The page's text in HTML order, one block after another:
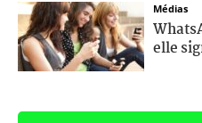
Médias
elle